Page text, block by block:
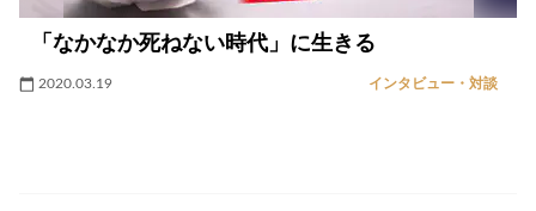
「なかなか死ねない時代」に生きる
2020.03.19 インタビュー・対談